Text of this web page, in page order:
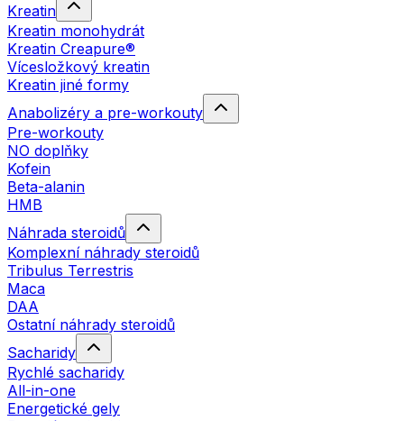
Kreatin
Kreatin monohydrát
Kreatin Creapure®
Vícesložkový kreatin
Kreatin jiné formy
Anabolizéry a pre-workouty
Pre-workouty
NO doplňky
Kofein
Beta-alanin
HMB
Náhrada steroidů
Komplexní náhrady steroidů
Tribulus Terrestris
Maca
DAA
Ostatní náhrady steroidů
Sacharidy
Rychlé sacharidy
All-in-one
Energetické gely